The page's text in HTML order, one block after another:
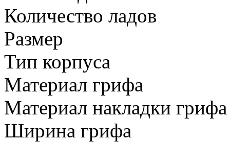
Количество ладов
Размер
Тип корпуса
Материал грифа
Материал накладки грифа
Ширина грифа